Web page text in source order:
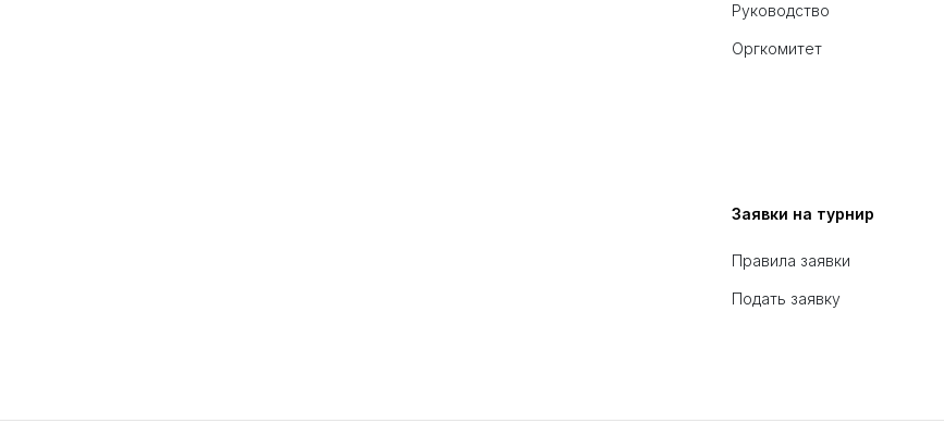
Заявки на турнир
Правила заявки
Подать заявку
Руководство
Оргкомитет